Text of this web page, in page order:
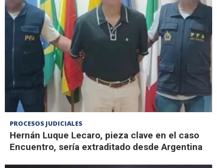
PROCESOS JUDICIALES
Hernán Luque Lecaro, pieza clave en el caso
Encuentro, sería extraditado desde Argentina